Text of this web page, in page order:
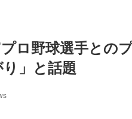
ロ野球選手との
」と話題